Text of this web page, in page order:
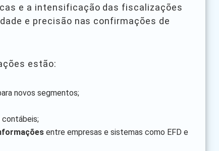
e a intensificação das fiscalizações
e precisão nas confirmações de
estão:
novos segmentos;
entre empresas e sistemas como EFD e